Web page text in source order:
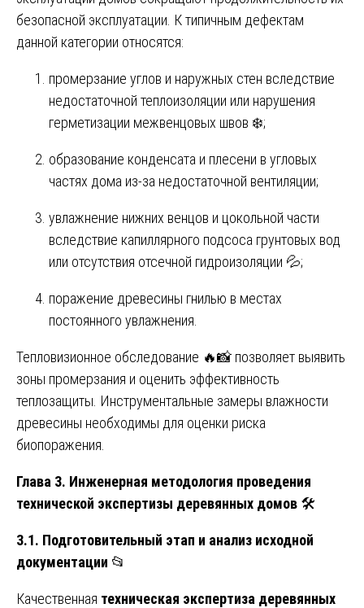
безопасной эксплуатации. К типичным дефектам
данной категории относятся:
промерзание углов и наружных стен вследствие
недостаточной теплоизоляции или нарушения
герметизации межвенцовых швов ❄️;
образование конденсата и плесени в угловых
частях дома из-за недостаточной вентиляции;
увлажнение нижних венцов и цокольной части
вследствие капиллярного подсоса грунтовых вод
или отсутствия отсечной гидроизоляции 💦;
поражение древесины гнилью в местах
постоянного увлажнения.
Тепловизионное обследование 🔥📸 позволяет выявить
зоны промерзания и оценить эффективность
теплозащиты. Инструментальные замеры влажности
древесины необходимы для оценки риска
биопоражения.
Глава 3. Инженерная методология проведения
технической экспертизы деревянных домов 🛠️
3.1. Подготовительный этап и анализ исходной
документации 📂
Качественная техническая экспертиза деревянных